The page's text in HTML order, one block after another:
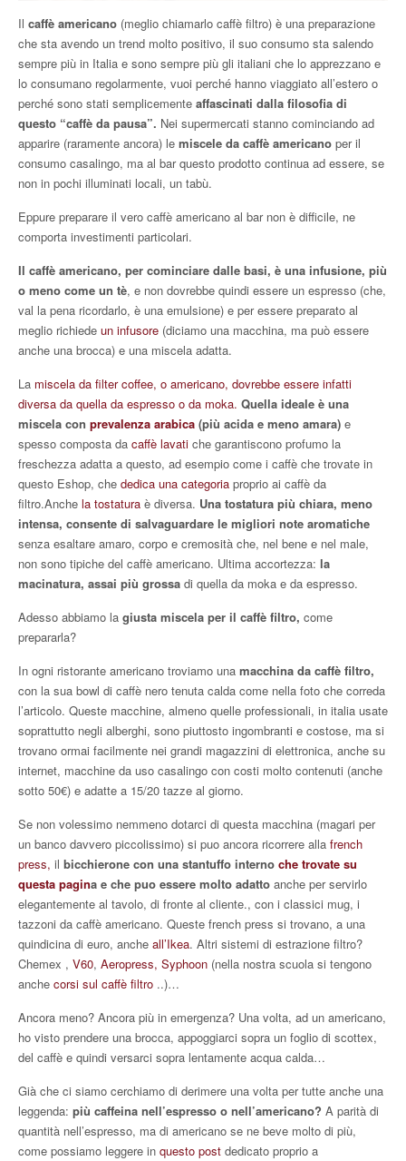
Il caffè americano (meglio chiamarlo caffè filtro) è una preparazione
che sta avendo un trend molto positivo, il suo consumo sta salendo
sempre più in Italia e sono sempre più gli italiani che lo apprezzano e
lo consumano regolarmente, vuoi perché hanno viaggiato all’estero o
perché sono stati semplicemente affascinati dalla filosofia di
questo “caffè da pausa”. Nei supermercati stanno cominciando ad
apparire (raramente ancora) le miscele da caffè americano per il
consumo casalingo, ma al bar questo prodotto continua ad essere, se
non in pochi illuminati locali, un tabù.
Eppure preparare il vero caffè americano al bar non è difficile, ne
comporta investimenti particolari.
Il caffè americano, per cominciare dalle basi, è una infusione, più
o meno come un tè, e non dovrebbe quindi essere un espresso (che,
val la pena ricordarlo, è una emulsione) e per essere preparato al
meglio richiede un infusore (diciamo una macchina, ma può essere
anche una brocca) e una miscela adatta.
La miscela da filter coffee, o americano, dovrebbe essere infatti
diversa da quella da espresso o da moka. Quella ideale è una
miscela con prevalenza arabica (più acida e meno amara) e
spesso composta da caffè lavati che garantiscono profumo la
freschezza adatta a questo, ad esempio come i caffè che trovate in
questo Eshop, che dedica una categoria proprio ai caffè da
filtro.Anche la tostatura è diversa. Una tostatura più chiara, meno
intensa, consente di salvaguardare le migliori note aromatiche
senza esaltare amaro, corpo e cremosità che, nel bene e nel male,
non sono tipiche del caffè americano. Ultima accortezza: la
macinatura, assai più grossa di quella da moka e da espresso.
Adesso abbiamo la giusta miscela per il caffè filtro, come
prepararla?
In ogni ristorante americano troviamo una macchina da caffè filtro,
con la sua bowl di caffè nero tenuta calda come nella foto che correda
l’articolo. Queste macchine, almeno quelle professionali, in italia usate
soprattutto negli alberghi, sono piuttosto ingombranti e costose, ma si
trovano ormai facilmente nei grandi magazzini di elettronica, anche su
internet, macchine da uso casalingo con costi molto contenuti (anche
sotto 50€) e adatte a 15/20 tazze al giorno.
Se non volessimo nemmeno dotarci di questa macchina (magari per
un banco davvero piccolissimo) si puo ancora ricorrere alla french
press, il bicchierone con una stantuffo interno che trovate su
questa pagina e che puo essere molto adatto anche per servirlo
elegantemente al tavolo, di fronte al cliente., con i classici mug, i
tazzoni da caffè americano. Queste french press si trovano, a una
quindicina di euro, anche all’Ikea. Altri sistemi di estrazione filtro?
Chemex , V60, Aeropress, Syphoon (nella nostra scuola si tengono
anche corsi sul caffè filtro ..)…
Ancora meno? Ancora più in emergenza? Una volta, ad un americano,
ho visto prendere una brocca, appoggiarci sopra un foglio di scottex,
del caffè e quindi versarci sopra lentamente acqua calda…
Già che ci siamo cerchiamo di derimere una volta per tutte anche una
leggenda: più caffeina nell’espresso o nell’americano? A parità di
quantità nell’espresso, ma di americano se ne beve molto di più,
come possiamo leggere in questo post dedicato proprio a